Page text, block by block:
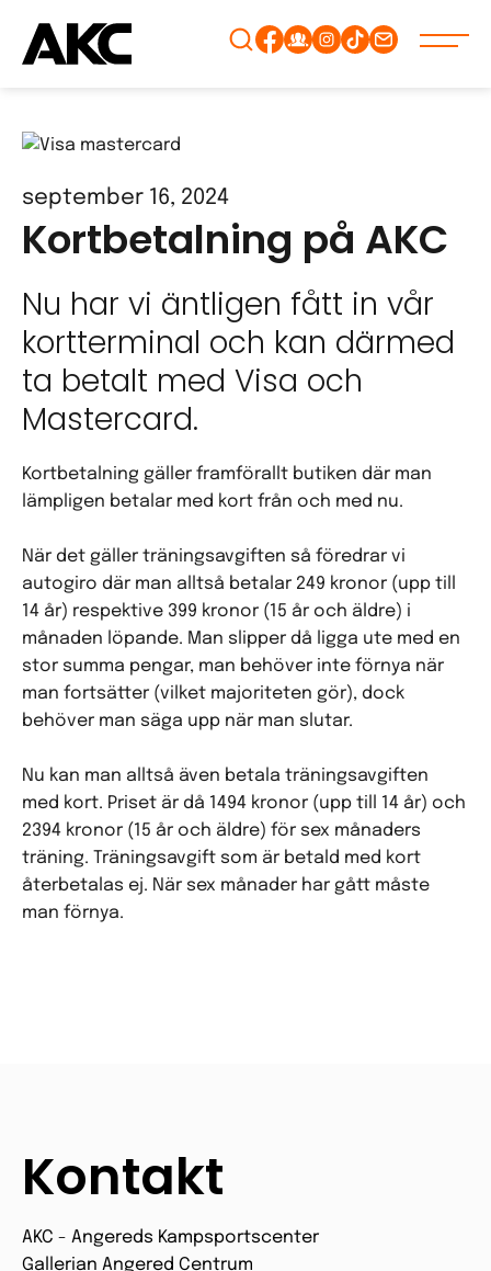
Gå
september 16, 2024
Kortbetalning på AKC
Nu har vi äntligen fått in vår
kortterminal och kan därmed
ta betalt med Visa och
Mastercard.
Kortbetalning gäller framförallt butiken där man
lämpligen betalar med kort från och med nu.
När det gäller träningsavgiften så föredrar vi
autogiro där man alltså betalar 249 kronor (upp till
14 år) respektive 399 kronor (15 år och äldre) i
månaden löpande. Man slipper då ligga ute med en
stor summa pengar, man behöver inte förnya när
man fortsätter (vilket majoriteten gör), dock
behöver man säga upp när man slutar.
Nu kan man alltså även betala träningsavgiften
med kort. Priset är då 1494 kronor (upp till 14 år) och
2394 kronor (15 år och äldre) för sex månaders
träning. Träningsavgift som är betald med kort
återbetalas ej. När sex månader har gått måste
man förnya.
Kontakt
AKC - Angereds Kampsportscenter
Gallerian Angered Centrum